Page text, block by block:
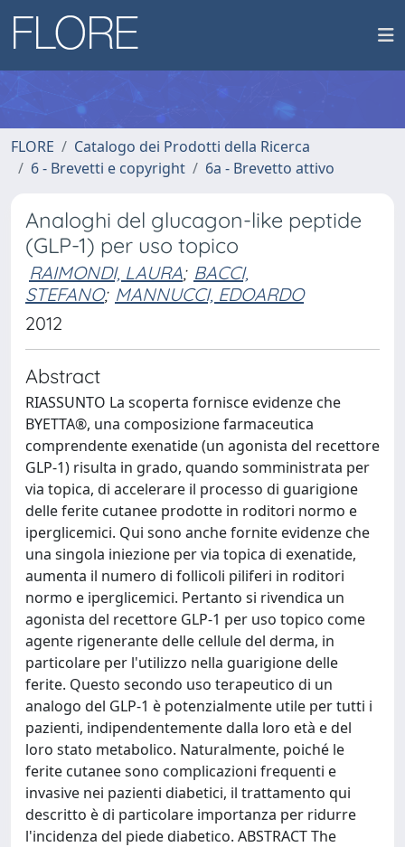
FLORE
Catalogo dei Prodotti della Ricerca
6 - Brevetti e copyright
6a - Brevetto attivo
Analoghi del glucagon-like peptide
(GLP-1) per uso topico
RAIMONDI, LAURA; BACCI,
STEFANO; MANNUCCI, EDOARDO
2012
Abstract
RIASSUNTO La scoperta fornisce evidenze che
BYETTA®, una composizione farmaceutica
comprendente exenatide (un agonista del recettore
GLP-1) risulta in grado, quando somministrata per
via topica, di accelerare il processo di guarigione
delle ferite cutanee prodotte in roditori normo e
iperglicemici. Qui sono anche fornite evidenze che
una singola iniezione per via topica di exenatide,
aumenta il numero di follicoli piliferi in roditori
normo e iperglicemici. Pertanto si rivendica un
agonista del recettore GLP-1 per uso topico come
agente rigenerante delle cellule del derma, in
particolare per l'utilizzo nella guarigione delle
ferite. Questo secondo uso terapeutico di un
analogo del GLP-1 è potenzialmente utile per tutti i
pazienti, indipendentemente dalla loro età e del
loro stato metabolico. Naturalmente, poiché le
ferite cutanee sono complicazioni frequenti e
invasive nei pazienti diabetici, il trattamento qui
descritto è di particolare importanza per ridurre
l'incidenza del piede diabetico. ABSTRACT The